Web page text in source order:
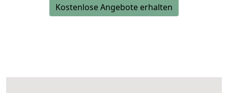
Kostenlose Angebote erhalten